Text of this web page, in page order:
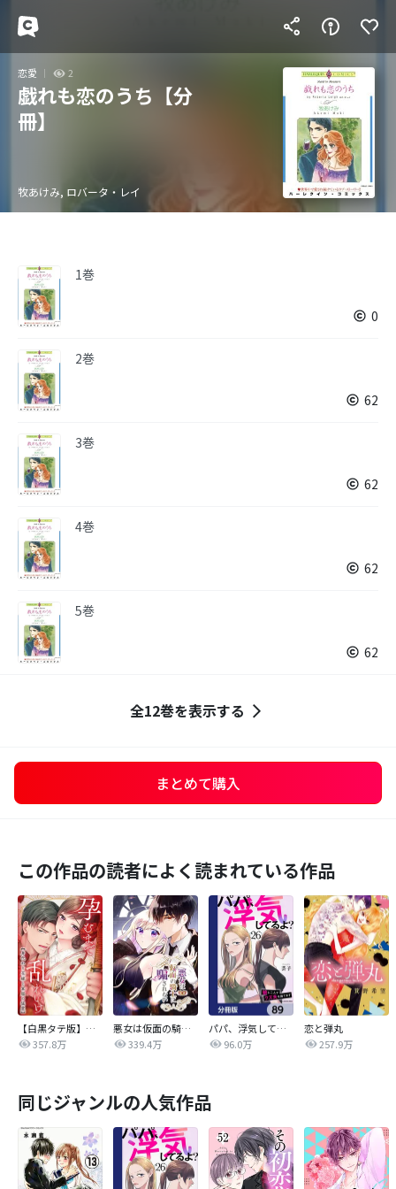
恋愛 2
戯れも恋のうち【分
冊】
牧あけみ, ロバータ・レイ
1巻
0
2巻
62
3巻
62
4巻
62
5巻
62
全12巻を表示する
まとめて購入
この作品の読者によく読まれている作品
【白黒タテ版】孕むまで乱れいけ～身代わり花嫁と軍服の猛愛
357.8万
悪女は仮面の騎士に騙されない
339.4万
パパ、浮気してるよ？娘と二人でクズ夫を捨てます【分冊版】
96.0万
恋と弾丸
257.9万
同じジャンルの人気作品